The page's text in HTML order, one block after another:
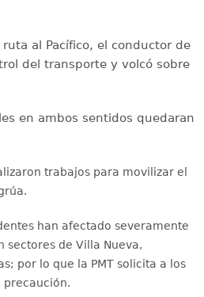
al Pacífico, el conductor de
del transporte y volcó sobre
en ambos sentidos quedaran
trabajos para movilizar el
han afectado severamente
sectores de Villa Nueva,
; por lo que la PMT solicita a los
precaución.